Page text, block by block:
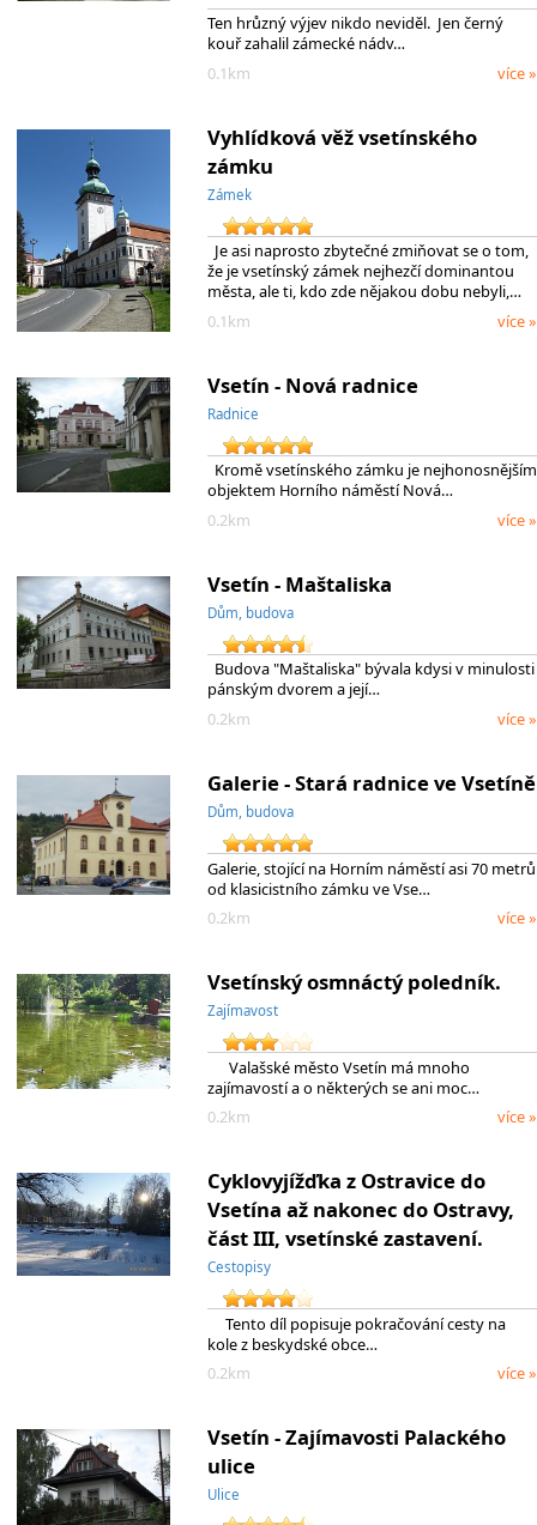
Ten hrůzný výjev nikdo neviděl. Jen černý
kouř zahalil zámecké nádv…
0.1km
více »
Vyhlídková věž vsetínského
zámku
Zámek
Je asi naprosto zbytečné zmiňovat se o tom,
že je vsetínský zámek nejhezčí dominantou
města, ale ti, kdo zde nějakou dobu nebyli,…
0.1km
více »
Vsetín - Nová radnice
Radnice
Kromě vsetínského zámku je nejhonosnějším
objektem Horního náměstí Nová…
0.2km
více »
Vsetín - Maštaliska
Dům, budova
Budova "Maštaliska" bývala kdysi v minulosti
pánským dvorem a její…
0.2km
více »
Galerie - Stará radnice ve Vsetíně
Dům, budova
Galerie, stojící na Horním náměstí asi 70 metrů
od klasicistního zámku ve Vse…
0.2km
více »
Vsetínský osmnáctý poledník.
Zajímavost
Valašské město Vsetín má mnoho
zajímavostí a o některých se ani moc…
0.2km
více »
Cyklovyjížďka z Ostravice do
Vsetína až nakonec do Ostravy,
část III, vsetínské zastavení.
Cestopisy
Tento díl popisuje pokračování cesty na
kole z beskydské obce…
0.2km
více »
Vsetín - Zajímavosti Palackého
ulice
Ulice